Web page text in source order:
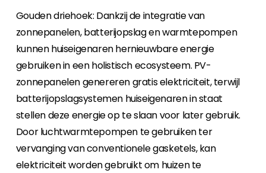
Gouden driehoek: Dankzij de integratie van
zonnepanelen, batterijopslag en warmtepompen
kunnen huiseigenaren hernieuwbare energie
gebruiken in een holistisch ecosysteem. PV-
zonnepanelen genereren gratis elektriciteit, terwijl
batterijopslagsystemen huiseigenaren in staat
stellen deze energie op te slaan voor later gebruik.
Door luchtwarmtepompen te gebruiken ter
vervanging van conventionele gasketels, kan
elektriciteit worden gebruikt om huizen te